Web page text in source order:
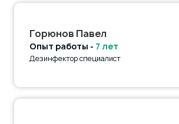
Горюнов Павел
Опыт работы - 7 лет
Дезинфектор специалист